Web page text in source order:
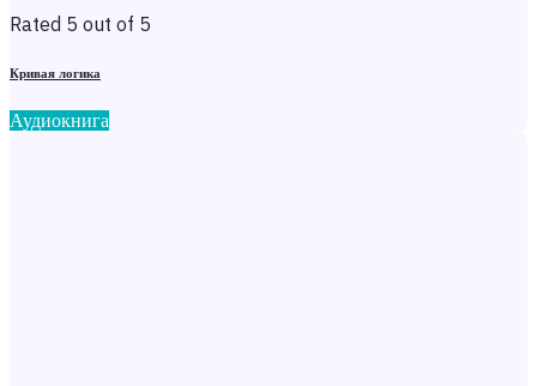
Rated 5 out of 5
Кривая логика
Аудиокнига